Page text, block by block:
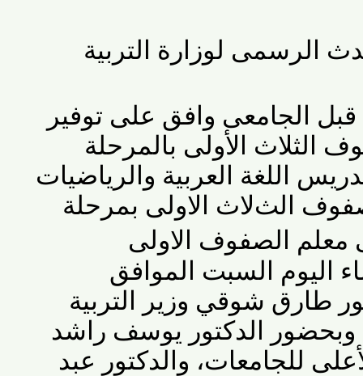
لوزارة التربية
الجامعى وافق على توفير
الأولى بالمرحلة
اللغة العربية والرياضيات
الثﻻث اﻻولى بمرحلة
الصفوف اﻻولى
السبت الموافق
طارق شوقي وزير التربية
وبحضور الدكتور يوسف راشد
للجامعات، والدكتور عبد